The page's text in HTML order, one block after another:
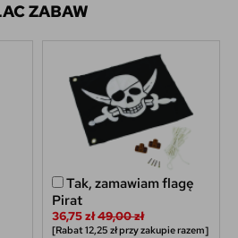
ZABAW
Tak, zamawiam flagę
Pirat
36,75 zł49,00 zł
[Rabat 12,25 zł przy zakupie razem]